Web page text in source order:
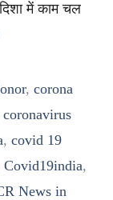
में काम चल
, corona
coronavirus
, covid 19
Covid19india,
News in